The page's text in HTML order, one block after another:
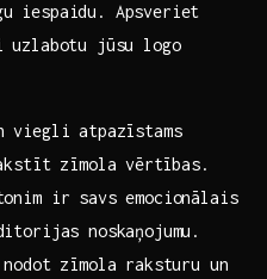
iespaidu. Apsveriet
uzlabotu jūsu logo
viegli atpazīstams
zīmola⁤ vērtības.
ir savs emocionālais
noskaņojumu.
zīmola raksturu un